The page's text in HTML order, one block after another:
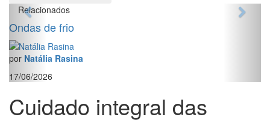
Relacionados
Ondas de frio
por Natália Rasina
17/06/2026
Cuidado integral das